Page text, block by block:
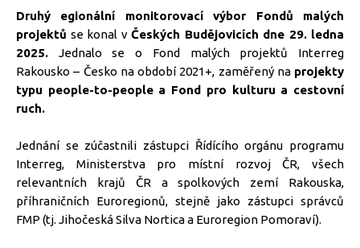
Druhý egionální monitorovací výbor Fondů malých
projektů se konal v Českých Budějovicích dne 29. ledna
2025. Jednalo se o Fond malých projektů Interreg
Rakousko – Česko na období 2021+, zaměřený na projekty
typu people-to-people a Fond pro kulturu a cestovní
ruch.
Jednání se zúčastnili zástupci Řídícího orgánu programu
Interreg, Ministerstva pro místní rozvoj ČR, všech
relevantních krajů ČR a spolkových zemí Rakouska,
příhraničních Euroregionů, stejně jako zástupci správců
FMP (tj. Jihočeská Silva Nortica a Euroregion Pomoraví).